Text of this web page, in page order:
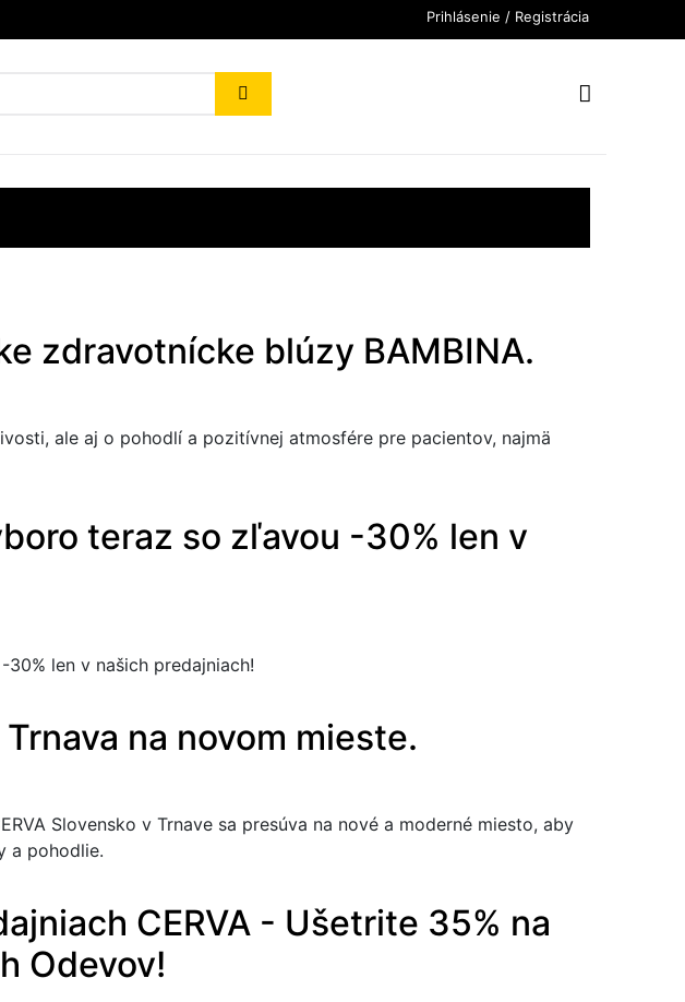
Prihlásenie / Registrácia
zdravotnícke blúzy BAMBINA.
ale aj o pohodlí a pozitívnej atmosfére pre pacientov, najmä
teraz so zľavou -30% len v
len v našich predajniach!
na novom mieste.
Slovensko v Trnave sa presúva na nové a moderné miesto, aby
a pohodlie.
CERVA - Ušetrite 35% na
Odevov!